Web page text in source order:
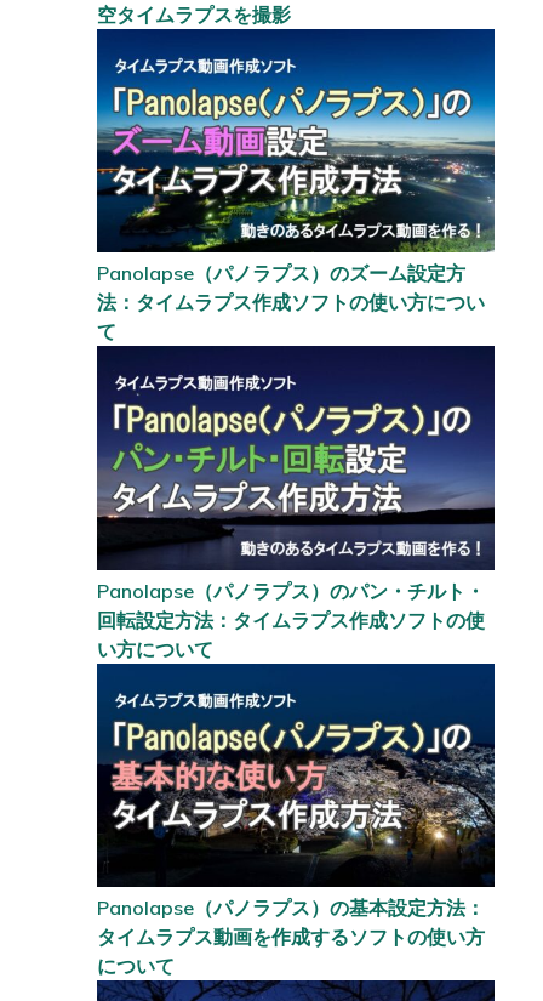
空タイムラプスを撮影
Panolapse（パノラプス）のズーム設定方
法：タイムラプス作成ソフトの使い方につい
て
Panolapse（パノラプス）のパン・チルト・
回転設定方法：タイムラプス作成ソフトの使
い方について
Panolapse（パノラプス）の基本設定方法：
タイムラプス動画を作成するソフトの使い方
について